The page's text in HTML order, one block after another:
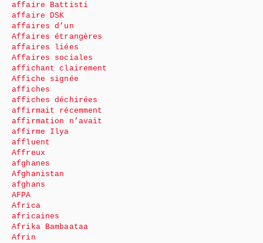
affaire Battisti
affaire DSK
affaires d’un
Affaires étrangères
affaires liées
Affaires sociales
affichant clairement
Affiche signée
affiches
affiches déchirées
affirmait récemment
affirmation n’avait
affirme Ilya
affluent
Affreux
afghanes
Afghanistan
afghans
AFPA
Africa
africaines
Afrika Bambaataa
Afrin